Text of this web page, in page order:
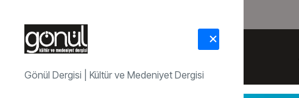
Gönül Dergisi | Kültür ve Medeniyet Dergisi